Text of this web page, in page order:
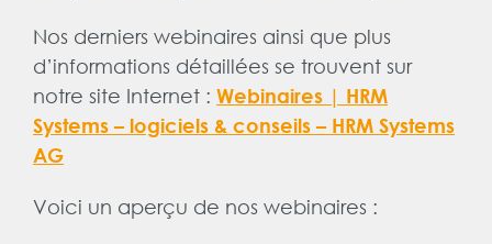
Nos derniers webinaires ainsi que plus
d’informations détaillées se trouvent sur
notre site Internet : Webinaires | HRM
Systems – logiciels & conseils – HRM Systems
AG
Voici un aperçu de nos webinaires :